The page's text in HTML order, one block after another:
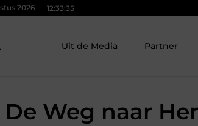
2026 12:33:37
Uit de Media Partner
De Weg naar